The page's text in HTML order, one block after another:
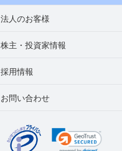
法人のお客様
株主・投資家情報
お問い合わせ
採用情報